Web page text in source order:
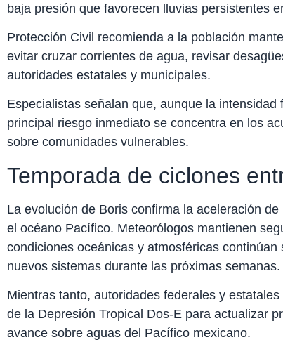
baja presión que favorecen lluvias persistentes
Protección Civil recomienda a la población
evitar cruzar corrientes de agua, revisar
autoridades estatales y municipales.
Especialistas señalan que, aunque la
principal riesgo inmediato se concentra en los
sobre comunidades vulnerables.
Temporada de ciclones
La evolución de Boris confirma la aceleración
el océano Pacífico. Meteorólogos mantienen
condiciones oceánicas y atmosféricas
nuevos sistemas durante las próximas semanas.
Mientras tanto, autoridades federales y
de la Depresión Tropical Dos-E para actualizar
avance sobre aguas del Pacífico mexicano.